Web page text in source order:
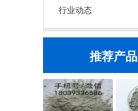
行业动态
推荐产品